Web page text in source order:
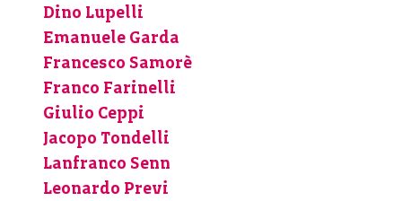
città
in
trasformazione?
Riepilogo
incontri
Dino Lupelli
Emanuele Garda
Francesco Samorè
Franco Farinelli
Giulio Ceppi
Jacopo Tondelli
Lanfranco Senn
Leonardo Previ